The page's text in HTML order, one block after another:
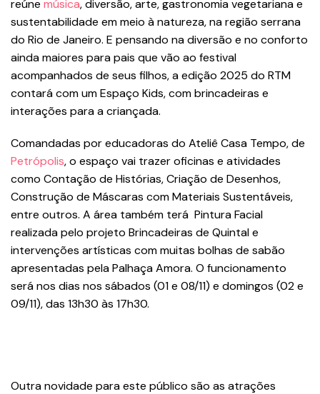
reúne música, diversão, arte, gastronomia vegetariana e
sustentabilidade em meio à natureza, na região serrana
do Rio de Janeiro. E pensando na diversão e no conforto
ainda maiores para pais que vão ao festival
acompanhados de seus filhos, a edição 2025 do RTM
contará com um Espaço Kids, com brincadeiras e
interações para a criançada.
Comandadas por educadoras do Ateliê Casa Tempo, de
Petrópolis, o espaço vai trazer oficinas e atividades
como Contação de Histórias, Criação de Desenhos,
Construção de Máscaras com Materiais Sustentáveis,
entre outros. A área também terá Pintura Facial
realizada pelo projeto Brincadeiras de Quintal e
intervenções artísticas com muitas bolhas de sabão
apresentadas pela Palhaça Amora. O funcionamento
será nos dias nos sábados (01 e 08/11) e domingos (02 e
09/11), das 13h30 às 17h30.
Outra novidade para este público são as atrações